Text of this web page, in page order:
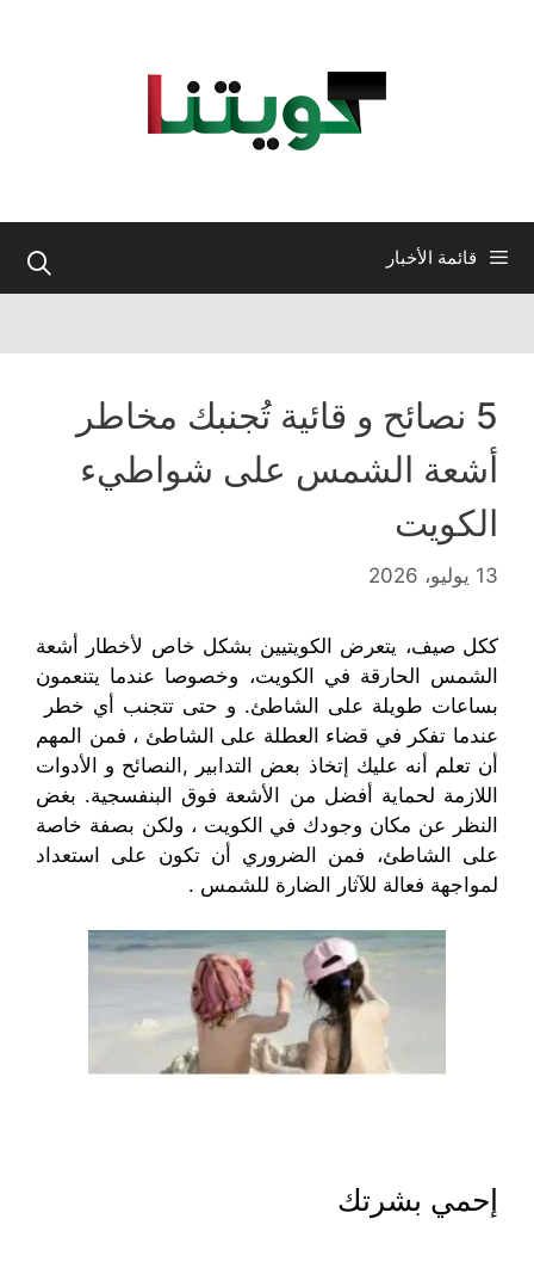
قائمة الأخبار
5 نصائح و قائية تُجنبك مخاطر
أشعة الشمس على شواطيء
الكويت
13 يوليو، 2026
ككل صيف، يتعرض الكويتيين بشكل خاص لأخطار أشعة
الشمس الحارقة في الكويت، وخصوصا عندما يتنعمون
بساعات طويلة على الشاطئ. و حتى تتجنب أي خطر
عندما تفكر في قضاء العطلة على الشاطئ ، فمن المهم
أن تعلم أنه عليك إتخاذ بعض التدابير ,النصائح و الأدوات
اللازمة لحماية أفضل من الأشعة فوق البنفسجية. بغض
النظر عن مكان وجودك في الكويت، ولكن بصفة خاصة
على الشاطئ، فمن الضروري أن تكون على استعداد
لمواجهة فعالة للآثار الضارة للشمس .
إحمي بشرتك